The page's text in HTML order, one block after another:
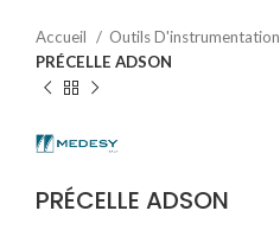
Accueil Outils D'instrumentation
PRÉCELLE ADSON
PRÉCELLE ADSON